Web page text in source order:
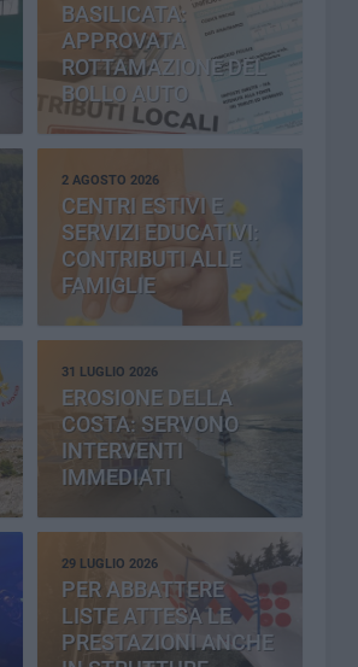
BASILICATA:
APPROVATA
ROTTAMAZIONE DEL
BOLLO AUTO
2 AGOSTO 2026
CENTRI ESTIVI E
SERVIZI EDUCATIVI:
CONTRIBUTI ALLE
FAMIGLIE
31 LUGLIO 2026
EROSIONE DELLA
COSTA: SERVONO
INTERVENTI
IMMEDIATI
29 LUGLIO 2026
PER ABBATTERE
LISTE ATTESA LE
PRESTAZIONI ANCHE